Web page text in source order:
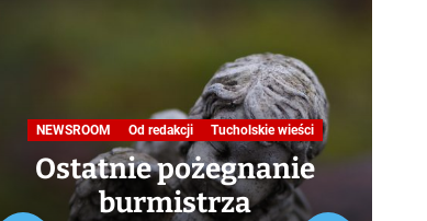
NEWSROOM Od redakcji Tucholskie wieści
Ostatnie pożegnanie
burmistrza